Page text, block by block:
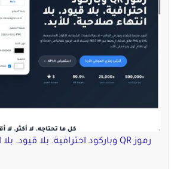
رموز QR وباركود احترافية. بلا قيود. بلا انتهاء صلاحية. للأبد.